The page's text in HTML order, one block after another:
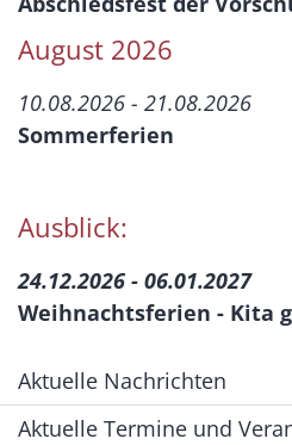
August 2026
10.08.2026 - 21.08.2026
Sommerferien
Ausblick:
24.12.2026 - 06.01.2027
Weihnachtsferien - Kita
Aktuelle Nachrichten
Aktuelle Termine und